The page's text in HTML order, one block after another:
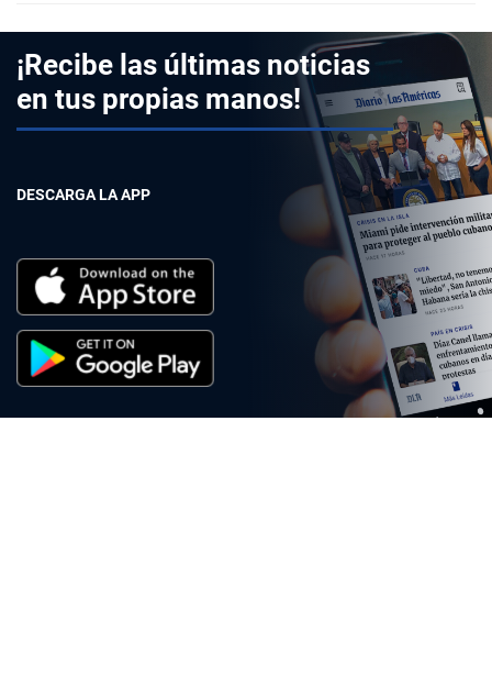
¡Recibe las últimas noticias
en tus propias manos!
DESCARGA LA APP